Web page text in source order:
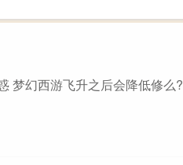
梦幻西游飞升之后会降低修么